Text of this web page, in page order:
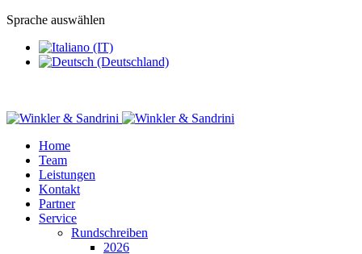
Sprache auswählen
Home
Team
Leistungen
Kontakt
Partner
Service
Rundschreiben
2026